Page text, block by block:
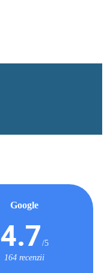
Google
4.7/5
164 recenzii